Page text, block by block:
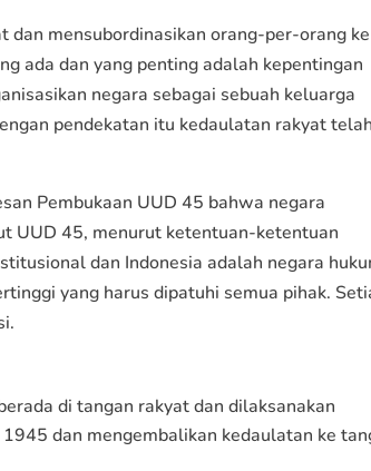
dan mensubordinasikan orang-per-orang ke
ada dan yang penting adalah kepentingan
negara sebagai sebuah keluarga
pendekatan itu kedaulatan rakyat telah
Pembukaan UUD 45 bahwa negara
UUD 45, menurut ketentuan-ketentuan
dan Indonesia adalah negara
yang harus dipatuhi semua pihak.
di tangan rakyat dan dilaksanakan
dan mengembalikan kedaulatan ke